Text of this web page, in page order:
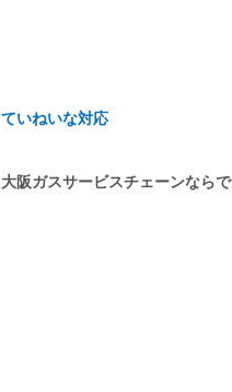
ていねいな対応
大阪ガスサービスチェーンなら